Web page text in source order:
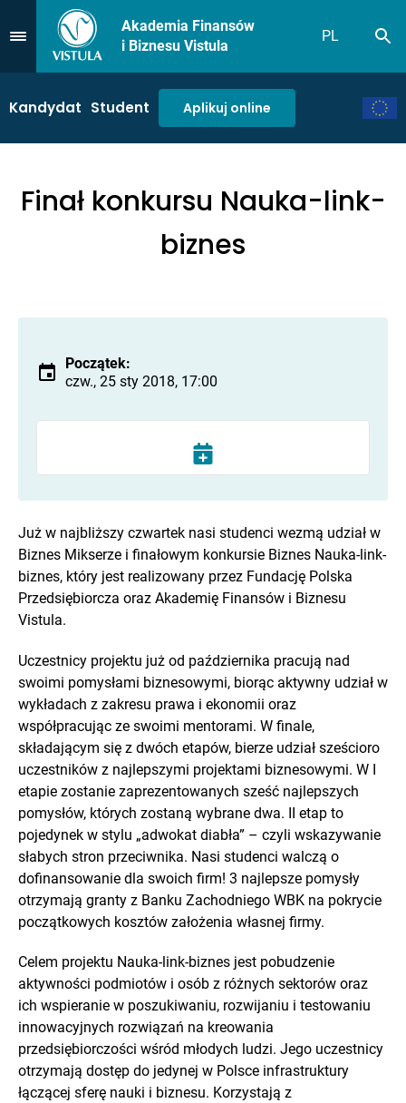
Przejdź do Menu
Akademia Finansów
i Biznesu Vistula
PL
Kandydat Student Aplikuj online
Finał konkursu Nauka-link-
biznes
Początek:
czw., 25 sty 2018, 17:00
Już w najbliższy czwartek nasi studenci wezmą udział w
Biznes Mikserze i finałowym konkursie Biznes Nauka-link-
biznes, który jest realizowany przez Fundację Polska
Przedsiębiorcza oraz Akademię Finansów i Biznesu
Vistula.
Uczestnicy projektu już od października pracują nad
swoimi pomysłami biznesowymi, biorąc aktywny udział w
wykładach z zakresu prawa i ekonomii oraz
współpracując ze swoimi mentorami. W finale,
składającym się z dwóch etapów, bierze udział sześcioro
uczestników z najlepszymi projektami biznesowymi. W I
etapie zostanie zaprezentowanych sześć najlepszych
pomysłów, których zostaną wybrane dwa. II etap to
pojedynek w stylu „adwokat diabła” – czyli wskazywanie
słabych stron przeciwnika. Nasi studenci walczą o
dofinansowanie dla swoich firm! 3 najlepsze pomysły
otrzymają granty z Banku Zachodniego WBK na pokrycie
początkowych kosztów założenia własnej firmy.
Celem projektu Nauka-link-biznes jest pobudzenie
aktywności podmiotów i osób z różnych sektorów oraz
ich wspieranie w poszukiwaniu, rozwijaniu i testowaniu
innowacyjnych rozwiązań na kreowania
przedsiębiorczości wśród młodych ludzi. Jego uczestnicy
otrzymają dostęp do jedynej w Polsce infrastruktury
łączącej sferę nauki i biznesu. Korzystają z